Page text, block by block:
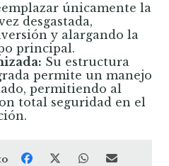
únicamente la
desgastada,
y alargando la
principal.
Su estructura
permite un manejo
permitiendo al
total seguridad en el